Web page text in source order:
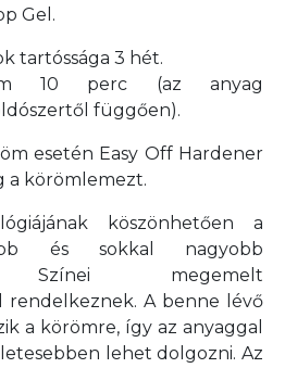
Gel.
tartóssága 3 hét.
10 perc
(az anyag
függően).
esetén Easy Off Hardener
a körömlemezt.
köszönhetően a
és sokkal nagyobb
Színei megemelt
rendelkeznek. A benne lévő
a körömre, így az anyaggal
lehet dolgozni. Az